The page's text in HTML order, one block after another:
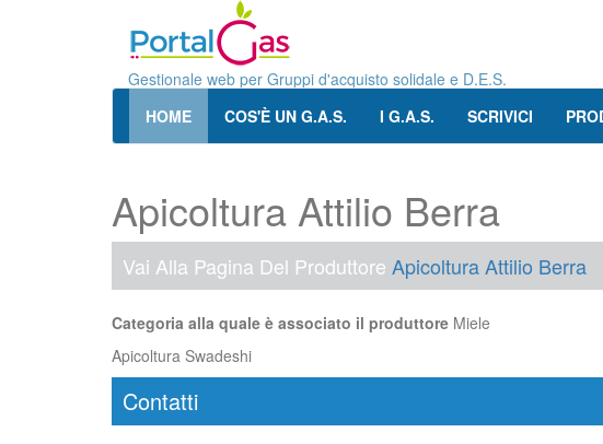
Gestionale web per Gruppi d'acquisto solidale e D.E.S.
HOME
COS'È UN G.A.S. I G.A.S. SCRIVICI
Apicoltura Attilio Berra
Vai Alla Pagina Del Produttore Apicoltura Attilio Berra
Categoria alla quale è associato il produttore Miele
Apicoltura Swadeshi
Contatti